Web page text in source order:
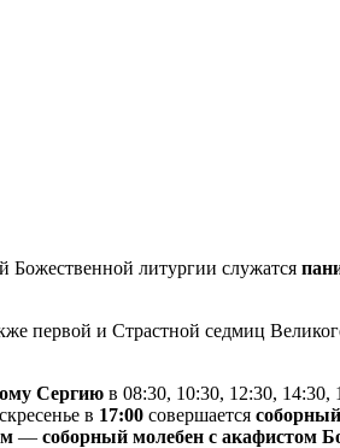
Божественной литургии служатся
первой и Страстной седмиц
Сергию в 08:30, 10:30, 12:30, 14:30,
в 17:00 совершается
— соборный молебен с акафистом